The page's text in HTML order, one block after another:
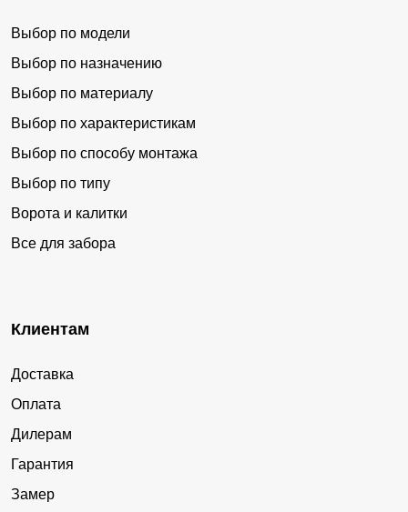
Выбор по модели
Выбор по назначению
Выбор по материалу
Выбор по характеристикам
Выбор по способу монтажа
Выбор по типу
Ворота и калитки
Все для забора
Клиентам
Доставка
Оплата
Дилерам
Гарантия
Замер